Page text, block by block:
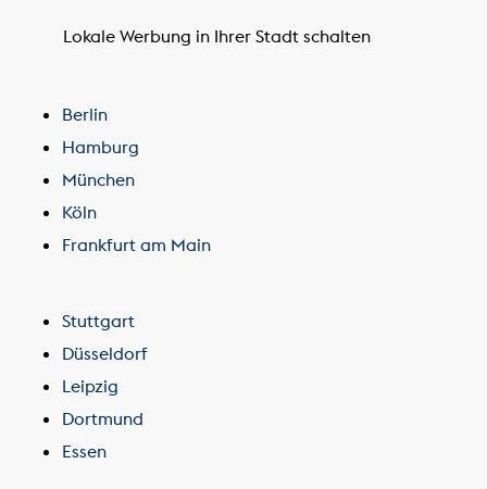
Lokale Werbung in Ihrer Stadt schalten
Berlin
Hamburg
München
Köln
Frankfurt am Main
Stuttgart
Düsseldorf
Leipzig
Dortmund
Essen